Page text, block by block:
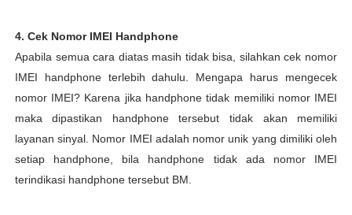
4. Cek Nomor IMEI Handphone
Apabila semua cara diatas masih tidak bisa, silahkan cek nomor
IMEI handphone terlebih dahulu. Mengapa harus mengecek
nomor IMEI? Karena jika handphone tidak memiliki nomor IMEI
maka dipastikan handphone tersebut tidak akan memiliki
layanan sinyal. Nomor IMEI adalah nomor unik yang dimiliki oleh
setiap handphone, bila handphone tidak ada nomor IMEI
terindikasi handphone tersebut BM.